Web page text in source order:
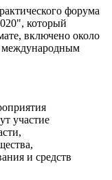
форума
который
включено около
международным
участие
и средств